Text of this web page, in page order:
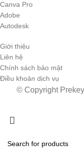
Canva Pro
Adobe
Autodesk
Giới thiệu
Liên hệ
Chính sách bảo mật
Điều khoản dịch vụ
© Copyright